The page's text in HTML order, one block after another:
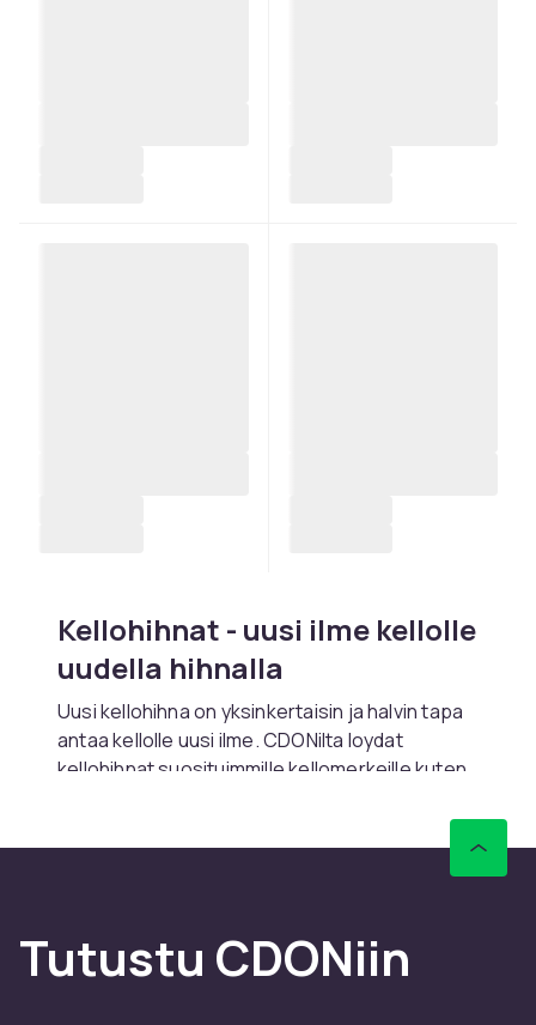
Kellohihnat - uusi ilme kellolle
uudella hihnalla
Uusi kellohihna on yksinkertaisin ja halvin tapa
antaa kellolle uusi ilme. CDONilta loydat
kellohihnat suosituimmille kellomerkeille kuten
Valitse oikea leveys
Tutustu CDONiin